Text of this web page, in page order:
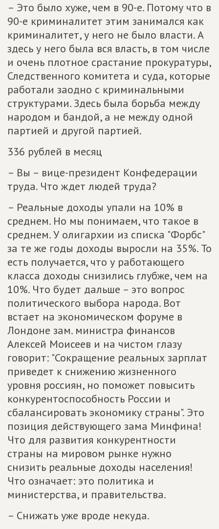
– Это было хуже, чем в 90-е. Потому что в
90-е криминалитет этим занимался как
криминалитет, у него не было власти. А
здесь у него была вся власть, в том числе
и очень плотное срастание прокуратуры,
Следственного комитета и суда, которые
работали заодно с криминальными
структурами. Здесь была борьба между
народом и бандой, а не между одной
партией и другой партией.
336 рублей в месяц
– Вы – вице-президент Конфедерации
труда. Что ждет людей труда?
– Реальные доходы упали на 10% в
среднем. Но мы понимаем, что такое в
среднем. У олигархии из списка "Форбс"
за те же годы доходы выросли на 35%. То
есть получается, что у работающего
класса доходы снизились глубже, чем на
10%. Что будет дальше – это вопрос
политического выбора народа. Вот
встает на экономическом форуме в
Лондоне зам. министра финансов
Алексей Моисеев и на чистом глазу
говорит: "Сокращение реальных зарплат
приведет к снижению жизненного
уровня россиян, но поможет повысить
конкурентоспособность России и
сбалансировать экономику страны". Это
позиция действующего зама Минфина!
Что для развития конкурентности
страны на мировом рынке нужно
снизить реальные доходы населения!
Что означает: это политика и
министерства, и правительства.
– Снижать уже вроде некуда.